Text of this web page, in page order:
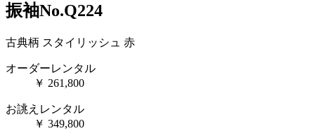
振袖No.Q224
古典柄 スタイリッシュ 赤
オーダーレンタル
￥ 261,800
お誂えレンタル
￥ 349,800